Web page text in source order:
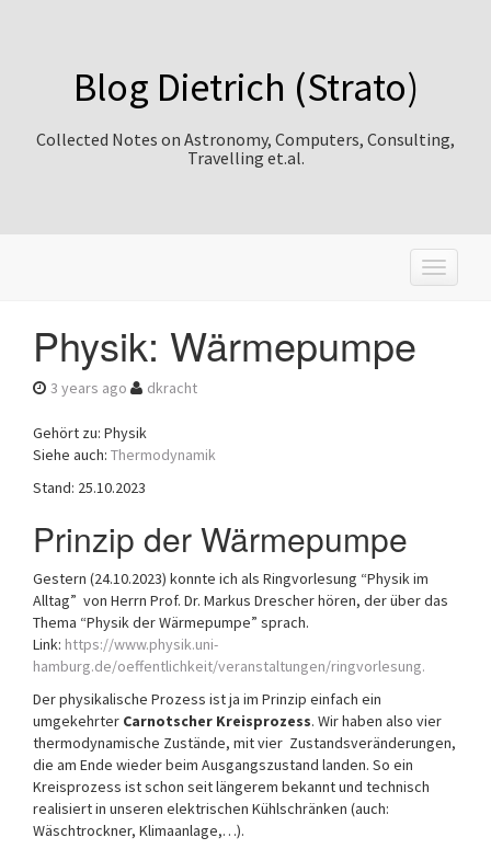
Blog Dietrich (Strato)
Collected Notes on Astronomy, Computers, Consulting,
Travelling et.al.
T
o
n
Physik: Wärmepumpe
3 years ago dkracht
Gehört zu: Physik
Siehe auch: Thermodynamik
Stand: 25.10.2023
Prinzip der Wärmepumpe
Gestern (24.10.2023) konnte ich als Ringvorlesung “Physik im
Alltag” von Herrn Prof. Dr. Markus Drescher hören, der über das
Thema “Physik der Wärmepumpe” sprach.
Link: https://www.physik.uni-
hamburg.de/oeffentlichkeit/veranstaltungen/ringvorlesung.
Der physikalische Prozess ist ja im Prinzip einfach ein
umgekehrter Carnotscher Kreisprozess. Wir haben also vier
thermodynamische Zustände, mit vier Zustandsveränderungen,
die am Ende wieder beim Ausgangszustand landen. So ein
Kreisprozess ist schon seit längerem bekannt und technisch
realisiert in unseren elektrischen Kühlschränken (auch:
Wäschtrockner, Klimaanlage,…).